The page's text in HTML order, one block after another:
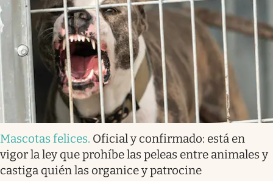
Mascotas felices. Oficial y confirmado: está en
vigor la ley que prohíbe las peleas entre animales y
castiga quién las organice y patrocine